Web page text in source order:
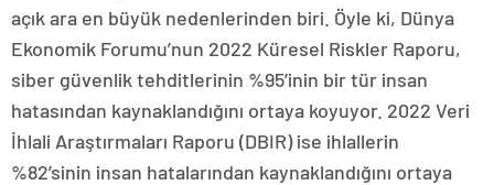
açık ara en büyük nedenlerinden biri. Öyle ki, Dünya
Ekonomik Forumu’nun 2022 Küresel Riskler Raporu,
siber güvenlik tehditlerinin %95’inin bir tür insan
hatasından kaynaklandığını ortaya koyuyor. 2022 Veri
İhlali Araştırmaları Raporu (DBIR) ise ihlallerin
%82’sinin insan hatalarından kaynaklandığını ortaya